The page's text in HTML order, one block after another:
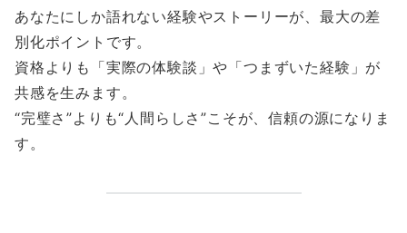
あなたにしか語れない経験やストーリーが、最大の差
別化ポイントです。
資格よりも「実際の体験談」や「つまずいた経験」が
共感を生みます。
“完璧さ”よりも“人間らしさ”こそが、信頼の源になりま
す。